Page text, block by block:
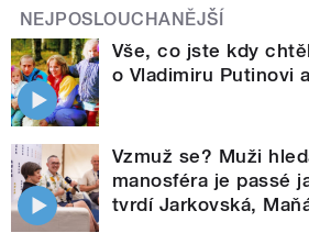
NEJPOSLOUCHANĚJŠÍ
Vše, co jste kdy
o Vladimiru Putinovi
Vzmuž se? Muži
manosféra je passé
tvrdí Jarkovská,